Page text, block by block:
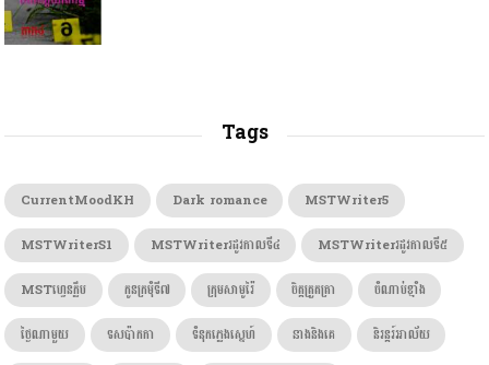
Tags
CurrentMoodKH Dark romance
MSTWriter5
MSTWriterS1
MSTWriterរដូវកាលទី៤
MSTWriterរដូវកាលទី៥
MSTហ្វេនក្លឹប
កូនក្រមុំទី៧ ក្រុមសាមូរ៉ៃ ចិត្តត្រួតត្រា
ចំណាប់ខ្មាំង
ថ្ងៃណាមួយ
ទសប៉ាកកា ទំនុកភ្លេងស្នេហ៍ នាងនិងគេ
និរន្តរ៍អាល័យ